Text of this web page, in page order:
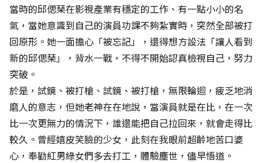
當時的邱偲琹在影視產業有穩定的工作、有一點小小的名
氣，當她意識到自己的演員功課不夠紮實時，突然全部被打
回原形。她一面擔心「被忘記」，還得想方設法「讓人看到
新的邱偲琹」，背水一戰，不得不開始認真檢視自己，努力
突破。
於是，試鏡、被打槍、試鏡、被打槍，無限輪迴，疲乏地消
磨人的意志，但她老神在在地說，當演員就是在比，在一次
比一次更無力的情況下，誰還能把自己拉回來，就會走得比
較久。曾經嬉皮笑臉的少女，此刻在我眼前超齡地苦口婆
心，奉勸紅男綠女們多去打工，體驗塵世，儘早悟道。